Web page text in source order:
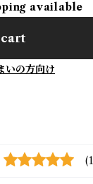
available
いの方向け